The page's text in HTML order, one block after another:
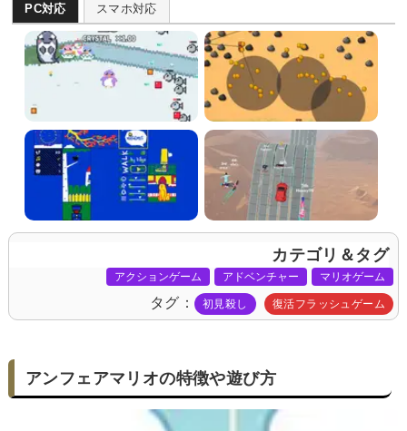
PC対応 スマホ対応
カテゴリ＆タグ
アクションゲーム アドベンチャー マリオゲーム
タグ 初見殺し 復活フラッシュゲーム
アンフェアマリオの特徴や遊び方